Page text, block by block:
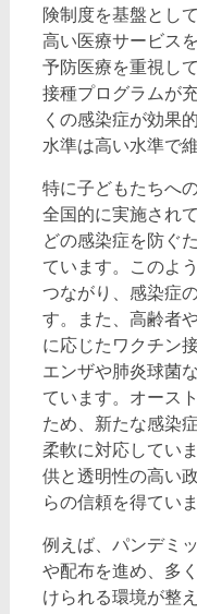
険制度を基盤とし
高い医療サービス
予防医療を重視し
接種プログラムが
くの感染症が効果
水準は高い水準で
特に子どもたちへ
全国的に実施され
どの感染症を防ぐ
ています。このよ
つながり、感染症
す。また、高齢者
に応じたワクチン
エンザや肺炎球菌
ています。オース
ため、新たな感染
柔軟に対応してい
供と透明性の高い
らの信頼を得ていま
例えば、パンデミ
や配布を進め、多
けられる環境が整